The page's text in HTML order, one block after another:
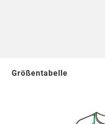
Größentabelle